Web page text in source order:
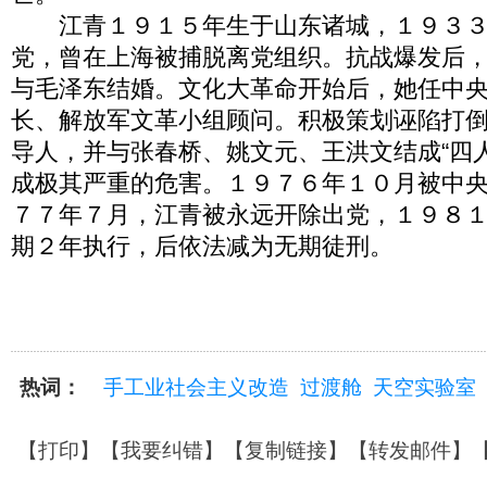
江青１９１５年生于山东诸城，１９３
党，曾在上海被捕脱离党组织。抗战爆发后
与毛泽东结婚。文化大革命开始后，她任中
长、解放军文革小组顾问。积极策划诬陷打
导人，并与张春桥、姚文元、王洪文结成“四
成极其严重的危害。１９７６年１０月被中
７７年７月，江青被永远开除出党，１９８
期２年执行，后依法减为无期徒刑。
热词： 手工业社会主义改造 过渡舱 天空实验室
【打印】【我要纠错】【复制链接】【转发邮件】